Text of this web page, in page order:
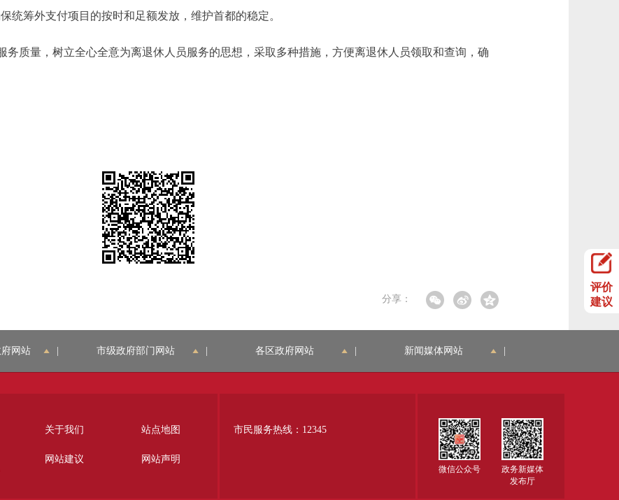
统筹外支付项目的按时和足额发放，维护首都的稳定。
质量，树立全心全意为离退休人员服务的思想，采取多种措施，方便离退休人员领取和查询，确
分享：
评价
建议
网站 市级政府部门网站 各区政府网站 新闻媒体网站
关于我们 站点地图
网站建议 网站声明
市民服务热线：12345
微信公众号
政务新媒体
发布厅